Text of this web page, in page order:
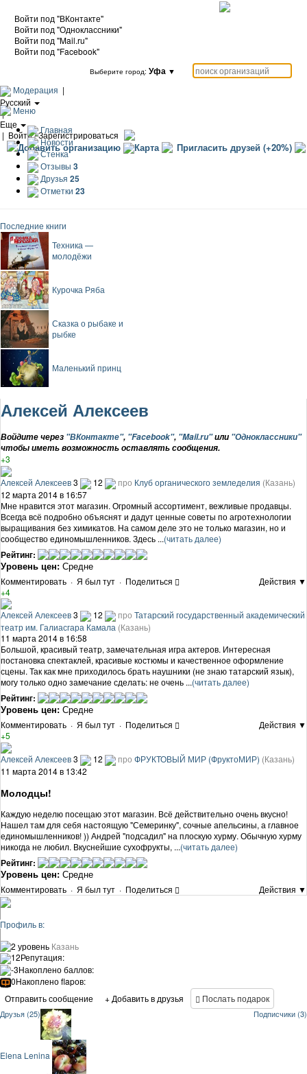
Войти под "ВКонтакте"
Войти под "Одноклассники"
Войти под "Mail.ru"
Войти под "Facebook"
Выберите город: Уфа ▼
Модерация |
Русский
|
Еще
| Войти / Зарегистрироваться
Добавить организацию Карта Пригласить друзей (+20%)
Меню
Главная
Новости
Стенка
Отзывы 3
Друзья 25
Отметки 23
Последние книги
Техника —
молодёжи
Курочка Ряба
Сказка о рыбаке и
рыбке
Маленький принц
Алексей Алексеев
Войдите через "ВКонтакте", "Facebook", "Mail.ru"или "Одноклассники"
чтобы иметь возможность оставлять сообщения.
+3
Алексей Алексеев3 12 про Клуб органического земледелия (Казань)
12 марта 2014 в 16:57
Мне нравится этот магазин. Огромный ассортимент, вежливые продавцы.
Всегда всё подробно объяснят и дадут ценные советы по агротехнологии
выращивания без химикатов. На самом деле это не только магазин, но и
сообщество единомышленников. Здесь ...(читать далее)
Рейтинг:
Уровень цен: Средне
Комментировать · Я был тут · Поделиться
Действия ▼
+4
Алексей Алексеев3 12 про Татарский государственный академический
театр им. Галиасгара Камала (Казань)
11 марта 2014 в 16:58
Большой, красивый театр, замечательная игра актеров. Интересная
постановка спектаклей, красивые костюмы и качественное оформление
сцены. Так как мне приходилось брать наушники (не знаю татарский язык),
могу только одно замечание сделать: не очень ...(читать далее)
Рейтинг:
Уровень цен: Средне
Комментировать · Я был тут · Поделиться
Действия ▼
+5
Алексей Алексеев3 12 про ФРУКТОВЫЙ МИР (ФруктоМИР) (Казань)
11 марта 2014 в 13:42
Молодцы!
Каждую неделю посещаю этот магазин. Всё действительно очень вкусно!
Нашел там для себя настоящую "Семеринку", сочные апельсины, а главное
единомышленников! )) Андрей "подсадил" на плоскую хурму. Обычную хурму
никогда не любил. Вкуснейшие сухофрукты, ...(читать далее)
Рейтинг:
Уровень цен: Средне
Комментировать · Я был тут · Поделиться Действия ▼
Профиль в:
2 уровень Казань
12Репутация:
-3Накоплено баллов:
0Накоплено flapов:
Отправить сообщение
+ Добавить в друзья Послать подарок
Друзья (25) Подписчики (3)
Elena Lenina